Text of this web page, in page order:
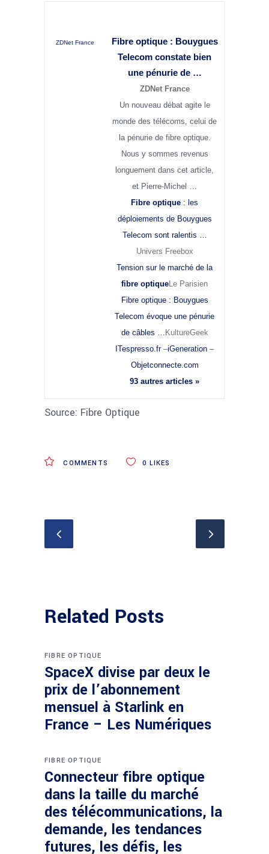
ZDNet France
Fibre optique : Bouygues
Telecom constate bien
une pénurie de …
ZDNet France
Un nouveau débat agite le
monde des télécoms, celui de
la pénurie de fibre optique.
Nous y sommes revenus
longuement dans cet article,
et Pierre-Michel …
Fibre optique : les
déploiements de Bouygues
Telecom sont ralentis …
Univers Freebox
Tension sur le marché de la
fibre optiqueLe Parisien
Fibre optique : Bouygues
Telecom évoque une pénurie
de câbles … KultureGeek
ITespresso.fr–iGeneration –
Objetconnecte.com
93 autres articles »
Source: Fibre Optique
COMMENTS 0 LIKES
Related Posts
FIBRE OPTIQUE
SpaceX divise par deux le
prix de l’abonnement
mensuel à Starlink en
France – Les Numériques
FIBRE OPTIQUE
Connecteur fibre optique
dans la taille du marché
des télécommunications, la
demande, les tendances
futures, les défis, les